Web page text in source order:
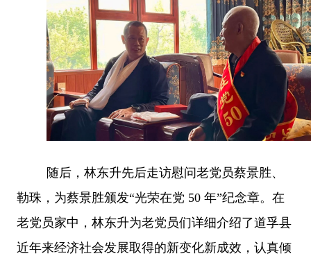
随后，林东升先后走访慰问老党员蔡景胜、
勒珠，为蔡景胜颁发“光荣在党 50 年”纪念章。在
老党员家中，林东升为老党员们详细介绍了道孚县
近年来经济社会发展取得的新变化新成效，认真倾